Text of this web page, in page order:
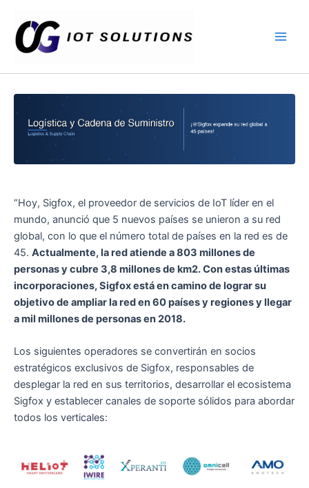
contenido
“Hoy, Sigfox, el proveedor de servicios de IoT líder en el
mundo, anunció que 5 nuevos países se unieron a su red
global, con lo que el número total de países en la red es de
45. Actualmente, la red atiende a 803 millones de
personas y cubre 3,8 millones de km2. Con estas últimas
incorporaciones, Sigfox está en camino de lograr su
objetivo de ampliar la red en 60 países y regiones y llegar
a mil millones de personas en 2018.
Los siguientes operadores se convertirán en socios
estratégicos exclusivos de Sigfox, responsables de
desplegar la red en sus territorios, desarrollar el ecosistema
Sigfox y establecer canales de soporte sólidos para abordar
todos los verticales: